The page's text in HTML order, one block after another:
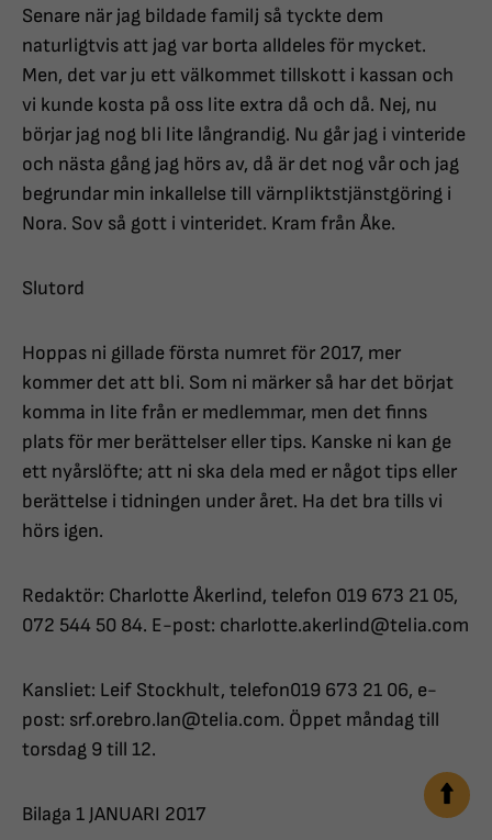
Senare när jag bildade familj så tyckte dem
naturligtvis att jag var borta alldeles för mycket.
Men, det var ju ett välkommet tillskott i kassan och
vi kunde kosta på oss lite extra då och då. Nej, nu
börjar jag nog bli lite långrandig. Nu går jag i vinteride
och nästa gång jag hörs av, då är det nog vår och jag
begrundar min inkallelse till värnpliktstjänstgöring i
Nora. Sov så gott i vinteridet. Kram från Åke.
Slutord
Hoppas ni gillade första numret för 2017, mer
kommer det att bli. Som ni märker så har det börjat
komma in lite från er medlemmar, men det finns
plats för mer berättelser eller tips. Kanske ni kan ge
ett nyårslöfte; att ni ska dela med er något tips eller
berättelse i tidningen under året. Ha det bra tills vi
hörs igen.
Redaktör: Charlotte Åkerlind, telefon 019 673 21 05,
072 544 50 84. E-post: charlotte.akerlind@telia.com
Kansliet: Leif Stockhult, telefon019 673 21 06, e-
post: srf.orebro.lan@telia.com. Öppet måndag till
torsdag 9 till 12.
Bilaga 1 JANUARI 2017